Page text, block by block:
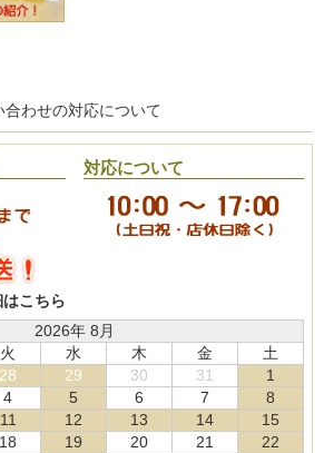
わせの対応について
こちら
対応について
2026年 8月
火 水 木 金
土
28 29 30 31
1
4 5 6 7
8
11 12 13 14
15
18 19 20 21
22